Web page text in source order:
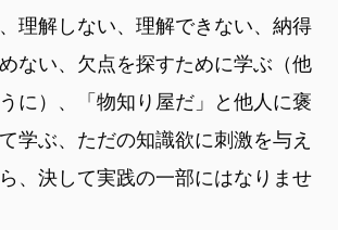
理解しない、理解できない、納得
ない、欠点を探すために学ぶ（他
に）、「物知り屋だ」と他人に褒
学ぶ、ただの知識欲に刺激を与え
、決して実践の一部にはなりませ